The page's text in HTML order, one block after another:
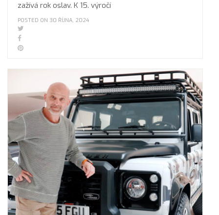
zažívá rok oslav. K 15. výročí
POSTED ON 30 ŘÍJNA, 2024